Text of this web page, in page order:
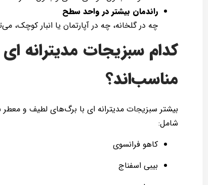
راندمان بیشتر در واحد سطح
چه در گلخانه، چه در آپارتمان یا انبار کوچک،
کدام سبزیجات مدیترانه
مناسب‌اند؟
بیشتر سبزیجات مدیترانه ای با برگ‌های لطیف و
شامل:
کاهو فرانسوی
بیبی اسفناج